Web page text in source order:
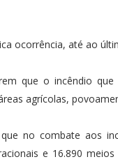
ocorrência, até ao
que o incêndio
agrícolas,
no combate aos
e 16.890